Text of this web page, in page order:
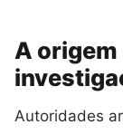
A origem
Autoridades